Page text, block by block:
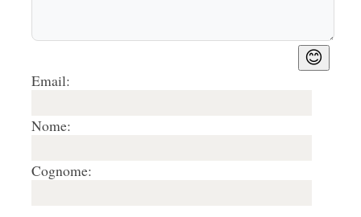
😊
Email:
Nome:
Cognome: